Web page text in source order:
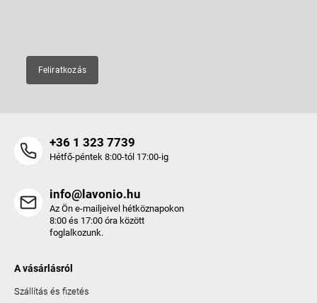
Feliratkozás
+36 1 323 7739
Hétfő-péntek 8:00-tól 17:00-ig
info@lavonio.hu
Az Ön e-mailjeivel hétköznapokon
8:00 és 17:00 óra között
foglalkozunk.
A vásárlásról
Szállítás és fizetés